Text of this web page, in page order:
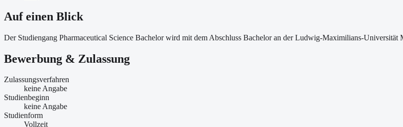
Auf einen Blick
Der Studiengang Pharmaceutical Science Bachelor wird mit dem Abschluss Bachelor an der Ludwig-Maximilians-
Bewerbung & Zulassung
Zulassungsverfahren
keine Angabe
Studienbeginn
keine Angabe
Studienform
Vollzeit